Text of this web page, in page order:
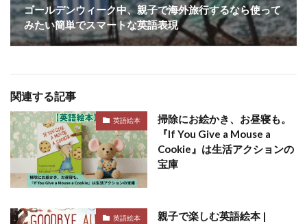
ゴールデンウィーク中、親子で海外旅行するなら使って
みたい簡単でスマートな英語表現
関連する記事
英語絵本
掃除にお絵かき、お昼寝も。
『If You Give a Mouse a
Cookie』は生活アクションの
宝庫
英語絵本
親子で楽しむ英語絵本 |